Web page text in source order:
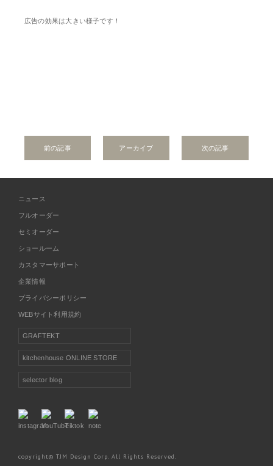
広告の効果は大きい様子です！
前の記事 アーカイブ 次の記事
ニュース
フルオーダー
セミオーダー
ショールーム
カスタマーサポート
企業情報
プライバシーポリシー
WEBサイト利用規約
GRAFTEKT
kitchenhouse ONLINE STORE
selector blog
copyright© TJM Design Corp. All Rights Reserved.